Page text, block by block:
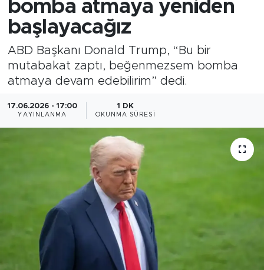
bomba atmaya yeniden
başlayacağız
ABD Başkanı Donald Trump, “Bu bir
mutabakat zaptı, beğenmezsem bomba
atmaya devam edebilirim” dedi.
17.06.2026 - 17:00
YAYINLANMA
1 DK
OKUNMA SÜRESI
Kültür- Sanat
Magazin
Özel Haber
Politika
Resmi İlanlar
Spor
Turizm
Haber Arşivi